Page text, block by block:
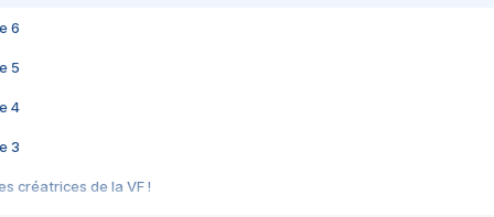
6
5
4
3
créatrices de la VF !